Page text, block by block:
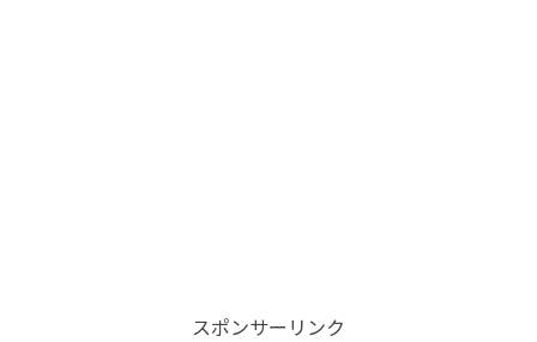
スポンサーリンク